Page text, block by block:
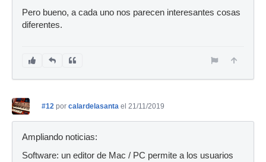
Pero bueno, a cada uno nos parecen interesantes cosas
diferentes.
#12 por calardelasanta el 21/11/2019
Ampliando noticias:
Software: un editor de Mac / PC permite a los usuarios